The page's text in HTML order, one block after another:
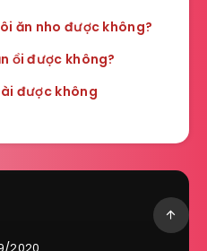
ăn nho được không?
ổi được không?
được không